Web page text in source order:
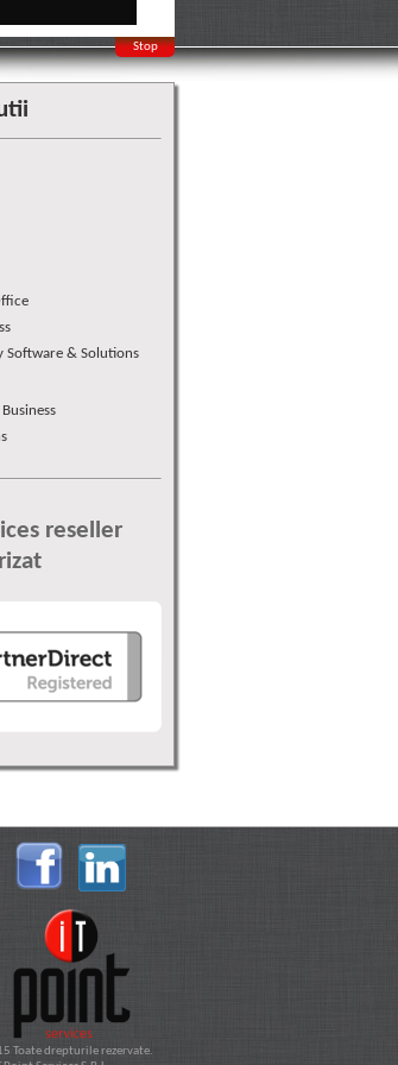
Stop
Software & Solutions
reseller
Toate drepturile rezervate.